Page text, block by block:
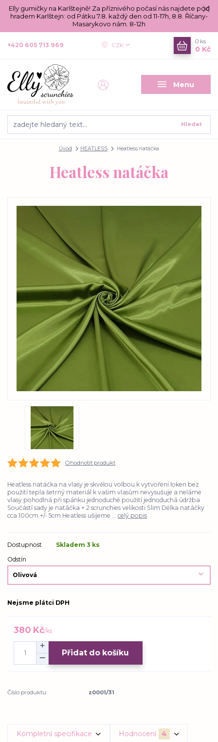
Elly gumičky na Karlštejně! Za příznivého počasí nás najdete pod
hradem Karlštejn: od Pátku 7.8. každý den od 11-17h, 8.8. Říčany-
Masarykovo nám. 8-12h
Menu
CZK
Hledat
+420 605 713 969
0 ks
0 Kč
Úvod HEATLESS Heatless natáčka
Heatless natáčka
Ohodnotit produkt
Heatless natáčka na vlasy je skvělou volbou k vytvoření loken bez
použití tepla šetrný materiál k vašim vlasům nevysušuje a neláme
vlasy pohodlná při spánku jednoduché použití jednoduchá údržba
Součástí sady je natáčka + 2 scrunchies velikosti Slim Délka natáčky
cca 100cm +/- 5cm Heatless ušijeme ... celý popis
Dostupnost
Skladem 3 ks
Odstín
Nejsme plátci DPH
380 Kč/ks
Přidat do košíku
Číslo produktu: z0001/31
Kompletní specifikace Hodnocení 4